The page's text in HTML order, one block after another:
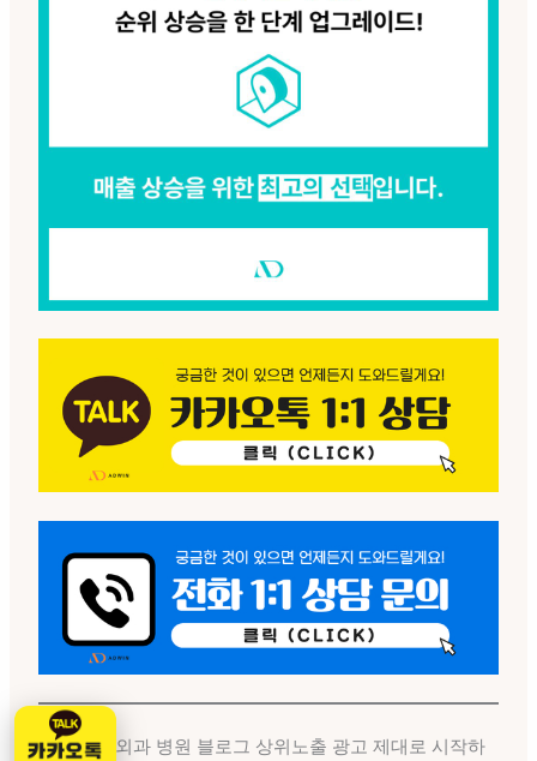
대구 정형외과 병원 블로그 상위노출 광고 제대로 시작하